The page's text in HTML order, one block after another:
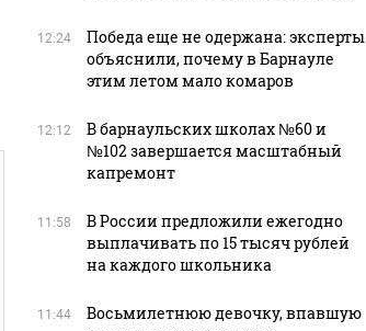
12:24
Победа еще не одержана: эксперты
объяснили, почему в Барнауле
этим летом мало комаров
12:12
В барнаульских школах №60 и
№102 завершается масштабный
капремонт
11:58
В России предложили ежегодно
выплачивать по 15 тысяч рублей
на каждого школьника
11:44
Восьмилетнюю девочку, впавшую